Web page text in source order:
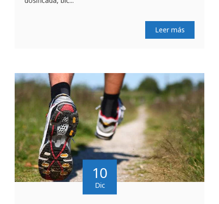
Leer más
10
Dic